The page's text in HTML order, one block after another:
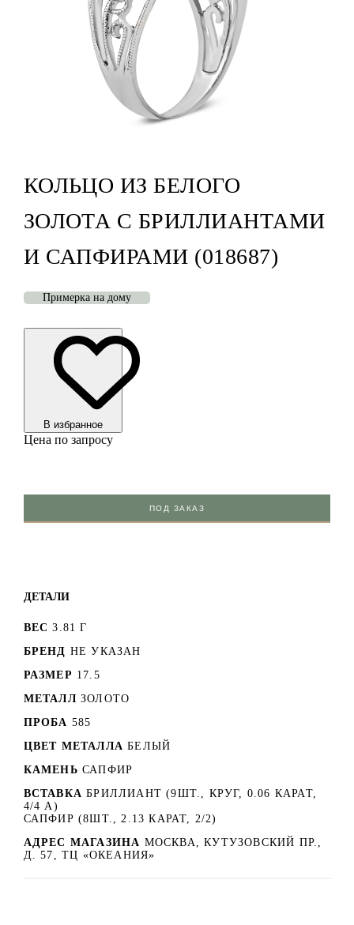
КОЛЬЦО ИЗ БЕЛОГО
ЗОЛОТА С БРИЛЛИАНТАМИ
И САПФИРАМИ (018687)
Примерка на дому
В избранноe
Цена по запросу
ПОД ЗАКАЗ
ДЕТАЛИ
ВЕС 3.81 Г
БРЕНД НЕ УКАЗАН
РАЗМЕР 17.5
МЕТАЛЛ ЗОЛОТО
ПРОБА 585
ЦВЕТ МЕТАЛЛА БЕЛЫЙ
КАМЕНЬ САПФИР
ВСТАВКА БРИЛЛИАНТ (9ШТ., КРУГ, 0.06 КАРАТ,
4/4 А)
САПФИР (8ШТ., 2.13 КАРАТ, 2/2)
АДРЕС МАГАЗИНА МОСКВА, КУТУЗОВСКИЙ ПР.,
Д. 57, ТЦ «ОКЕАНИЯ»